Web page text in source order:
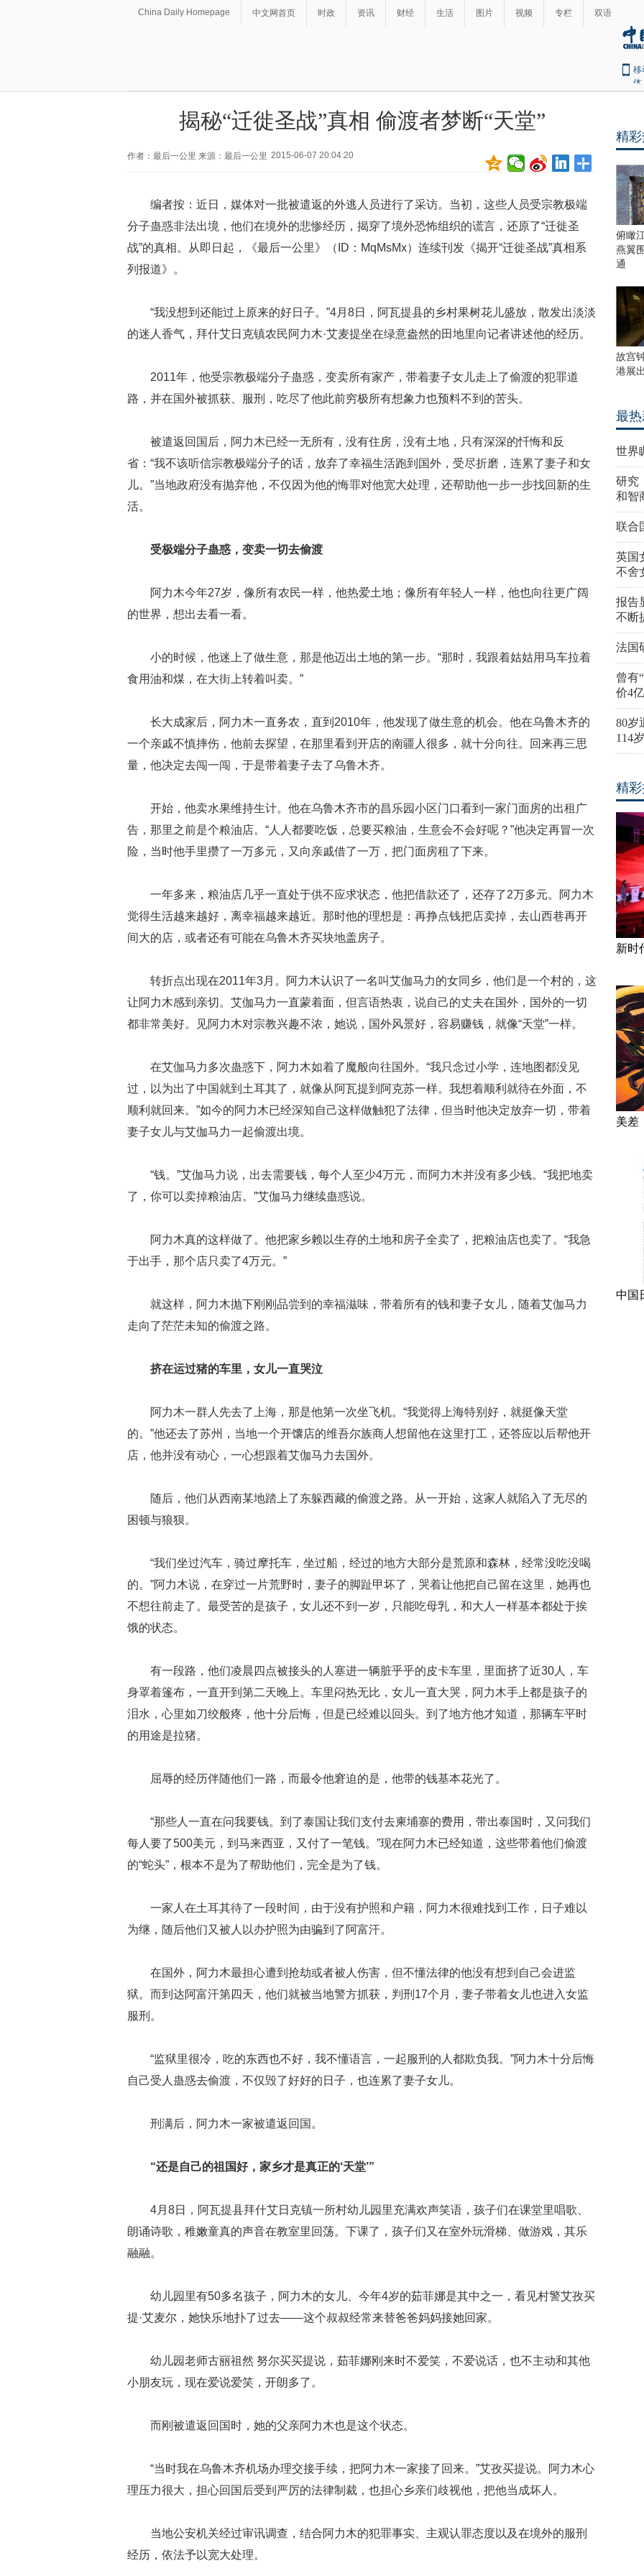
China Daily Homepage 中文网首页 时政 资讯 财经 生活 图片 视频 专栏 双语
移
体
揭秘“迁徙圣战”真相 偷渡者梦断“天堂”
作者：最后一公里 来源：最后一公里 2015-06-07 20:04:20
编者按：近日，媒体对一批被遣返的外逃人员进行了采访。当初，这些人员受宗教极端
分子蛊惑非法出境，他们在境外的悲惨经历，揭穿了境外恐怖组织的谎言，还原了“迁徙圣
战”的真相。从即日起，《最后一公里》（ID：MqMsMx）连续刊发《揭开“迁徙圣战”真相系
列报道》。
“我没想到还能过上原来的好日子。”4月8日，阿瓦提县的乡村果树花儿盛放，散发出淡淡
的迷人香气，拜什艾日克镇农民阿力木·艾麦提坐在绿意盎然的田地里向记者讲述他的经历。
2011年，他受宗教极端分子蛊惑，变卖所有家产，带着妻子女儿走上了偷渡的犯罪道
路，并在国外被抓获、服刑，吃尽了他此前穷极所有想象力也预料不到的苦头。
被遣返回国后，阿力木已经一无所有，没有住房，没有土地，只有深深的忏悔和反
省：“我不该听信宗教极端分子的话，放弃了幸福生活跑到国外，受尽折磨，连累了妻子和女
儿。”当地政府没有抛弃他，不仅因为他的悔罪对他宽大处理，还帮助他一步一步找回新的生
活。
受极端分子蛊惑，变卖一切去偷渡
阿力木今年27岁，像所有农民一样，他热爱土地；像所有年轻人一样，他也向往更广阔
的世界，想出去看一看。
小的时候，他迷上了做生意，那是他迈出土地的第一步。“那时，我跟着姑姑用马车拉着
食用油和煤，在大街上转着叫卖。”
长大成家后，阿力木一直务农，直到2010年，他发现了做生意的机会。他在乌鲁木齐的
一个亲戚不慎摔伤，他前去探望，在那里看到开店的南疆人很多，就十分向往。回来再三思
量，他决定去闯一闯，于是带着妻子去了乌鲁木齐。
开始，他卖水果维持生计。他在乌鲁木齐市的昌乐园小区门口看到一家门面房的出租广
告，那里之前是个粮油店。“人人都要吃饭，总要买粮油，生意会不会好呢？”他决定再冒一次
险，当时他手里攒了一万多元，又向亲戚借了一万，把门面房租了下来。
一年多来，粮油店几乎一直处于供不应求状态，他把借款还了，还存了2万多元。阿力木
觉得生活越来越好，离幸福越来越近。那时他的理想是：再挣点钱把店卖掉，去山西巷再开
间大的店，或者还有可能在乌鲁木齐买块地盖房子。
转折点出现在2011年3月。阿力木认识了一名叫艾伽马力的女同乡，他们是一个村的，这
让阿力木感到亲切。艾伽马力一直蒙着面，但言语热衷，说自己的丈夫在国外，国外的一切
都非常美好。见阿力木对宗教兴趣不浓，她说，国外风景好，容易赚钱，就像“天堂”一样。
在艾伽马力多次蛊惑下，阿力木如着了魔般向往国外。“我只念过小学，连地图都没见
过，以为出了中国就到土耳其了，就像从阿瓦提到阿克苏一样。我想着顺利就待在外面，不
顺利就回来。”如今的阿力木已经深知自己这样做触犯了法律，但当时他决定放弃一切，带着
妻子女儿与艾伽马力一起偷渡出境。
“钱。”艾伽马力说，出去需要钱，每个人至少4万元，而阿力木并没有多少钱。“我把地卖
了，你可以卖掉粮油店。”艾伽马力继续蛊惑说。
阿力木真的这样做了。他把家乡赖以生存的土地和房子全卖了，把粮油店也卖了。“我急
于出手，那个店只卖了4万元。”
就这样，阿力木抛下刚刚品尝到的幸福滋味，带着所有的钱和妻子女儿，随着艾伽马力
走向了茫茫未知的偷渡之路。
挤在运过猪的车里，女儿一直哭泣
阿力木一群人先去了上海，那是他第一次坐飞机。“我觉得上海特别好，就挺像天堂
的。”他还去了苏州，当地一个开馕店的维吾尔族商人想留他在这里打工，还答应以后帮他开
店，他并没有动心，一心想跟着艾伽马力去国外。
随后，他们从西南某地踏上了东躲西藏的偷渡之路。从一开始，这家人就陷入了无尽的
困顿与狼狈。
“我们坐过汽车，骑过摩托车，坐过船，经过的地方大部分是荒原和森林，经常没吃没喝
的。”阿力木说，在穿过一片荒野时，妻子的脚趾甲坏了，哭着让他把自己留在这里，她再也
不想往前走了。最受苦的是孩子，女儿还不到一岁，只能吃母乳，和大人一样基本都处于挨
饿的状态。
有一段路，他们凌晨四点被接头的人塞进一辆脏乎乎的皮卡车里，里面挤了近30人，车
身罩着篷布，一直开到第二天晚上。车里闷热无比，女儿一直大哭，阿力木手上都是孩子的
泪水，心里如刀绞般疼，他十分后悔，但是已经难以回头。到了地方他才知道，那辆车平时
的用途是拉猪。
屈辱的经历伴随他们一路，而最令他窘迫的是，他带的钱基本花光了。
“那些人一直在问我要钱。到了泰国让我们支付去柬埔寨的费用，带出泰国时，又问我们
每人要了500美元，到马来西亚，又付了一笔钱。”现在阿力木已经知道，这些带着他们偷渡
的“蛇头”，根本不是为了帮助他们，完全是为了钱。
一家人在土耳其待了一段时间，由于没有护照和户籍，阿力木很难找到工作，日子难以
为继，随后他们又被人以办护照为由骗到了阿富汗。
在国外，阿力木最担心遭到抢劫或者被人伤害，但不懂法律的他没有想到自己会进监
狱。而到达阿富汗第四天，他们就被当地警方抓获，判刑17个月，妻子带着女儿也进入女监
服刑。
“监狱里很冷，吃的东西也不好，我不懂语言，一起服刑的人都欺负我。”阿力木十分后悔
自己受人蛊惑去偷渡，不仅毁了好好的日子，也连累了妻子女儿。
刑满后，阿力木一家被遣返回国。
“还是自己的祖国好，家乡才是真正的‘天堂’”
4月8日，阿瓦提县拜什艾日克镇一所村幼儿园里充满欢声笑语，孩子们在课堂里唱歌、
朗诵诗歌，稚嫩童真的声音在教室里回荡。下课了，孩子们又在室外玩滑梯、做游戏，其乐
融融。
幼儿园里有50多名孩子，阿力木的女儿、今年4岁的茹菲娜是其中之一，看见村警艾孜买
提·艾麦尔，她快乐地扑了过去——这个叔叔经常来替爸爸妈妈接她回家。
幼儿园老师古丽祖然 努尔买买提说，茹菲娜刚来时不爱笑，不爱说话，也不主动和其他
小朋友玩，现在爱说爱笑，开朗多了。
而刚被遣返回国时，她的父亲阿力木也是这个状态。
“当时我在乌鲁木齐机场办理交接手续，把阿力木一家接了回来。”艾孜买提说。阿力木心
理压力很大，担心回国后受到严厉的法律制裁，也担心乡亲们歧视他，把他当成坏人。
当地公安机关经过审讯调查，结合阿力木的犯罪事实、主观认罪态度以及在境外的服刑
经历，依法予以宽大处理。
精
俯瞰
燕翼
通
故宫
港展
最
世界
研究
和智
联合
英国
不舍
报告
不断
法国
曾有
价4亿
80岁
114
精
新时
美差
中国